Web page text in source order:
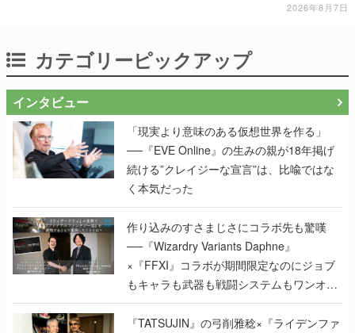
2026年8月7日
カテゴリーピックアップ
インタビュー
「現実より意味のある仮想世界を作る」
──『EVE Online』の生みの親が18年掲げ
続ける”クレイジーな宣言”は、比喩ではな
く本気だった
作り込みのすさまじさにコラボ先も驚嘆
──『Wizardry Variants Daphne』
×『FFXI』コラボが期間限定なのにジョブ
もキャラも武器も戦闘システムもワンオフ
で作り込まれた理由を両ディレクターに聞
く
『TATSUJIN』の弓削雅稔×『ライデンファ